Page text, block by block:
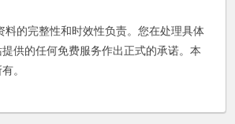
的完整性和时效性负责。您在处理具体
供的任何免费服务作出正式的承诺。本
。